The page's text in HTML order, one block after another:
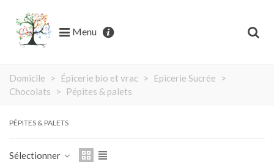
Menu
Domicile > Épicerie bio et vrac > Epicerie Sucrée
>
Chocolats
> Pépites & palets
PÉPITES & PALETS
Sélectionner